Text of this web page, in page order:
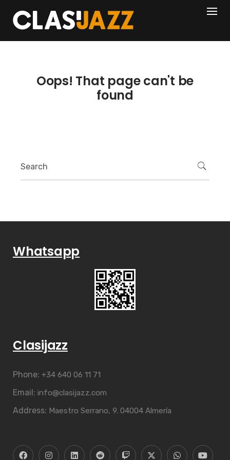
content
404
Oops! That page can't be
found
Whatsapp
Clasijazz
Phone: +34 640 06 11 71
Email: info@clasijazz.com
Address: Maestro Serrano, 9. 04004 Almería